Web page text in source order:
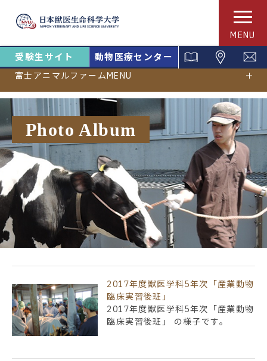
MENU
受験生サイト 動物医療センター
富士アニマルファームMENU
Photo Album
2017年度獣医学科5年次「産業動物
臨床実習後班」
2017年度獣医学科5年次「産業動物
臨床実習後班」 の様子です。